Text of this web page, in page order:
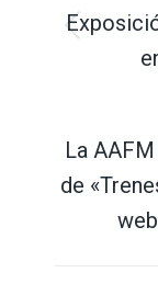
entre
La
de